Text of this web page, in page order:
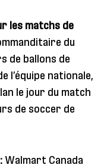
les matchs de
du
de ballons de
l’équipe nationale,
le jour du match
de soccer de
Walmart Canada